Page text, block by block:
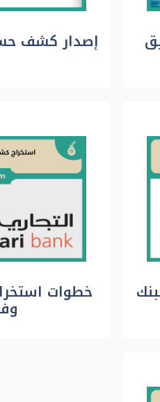
إصدار كشف
خطوات